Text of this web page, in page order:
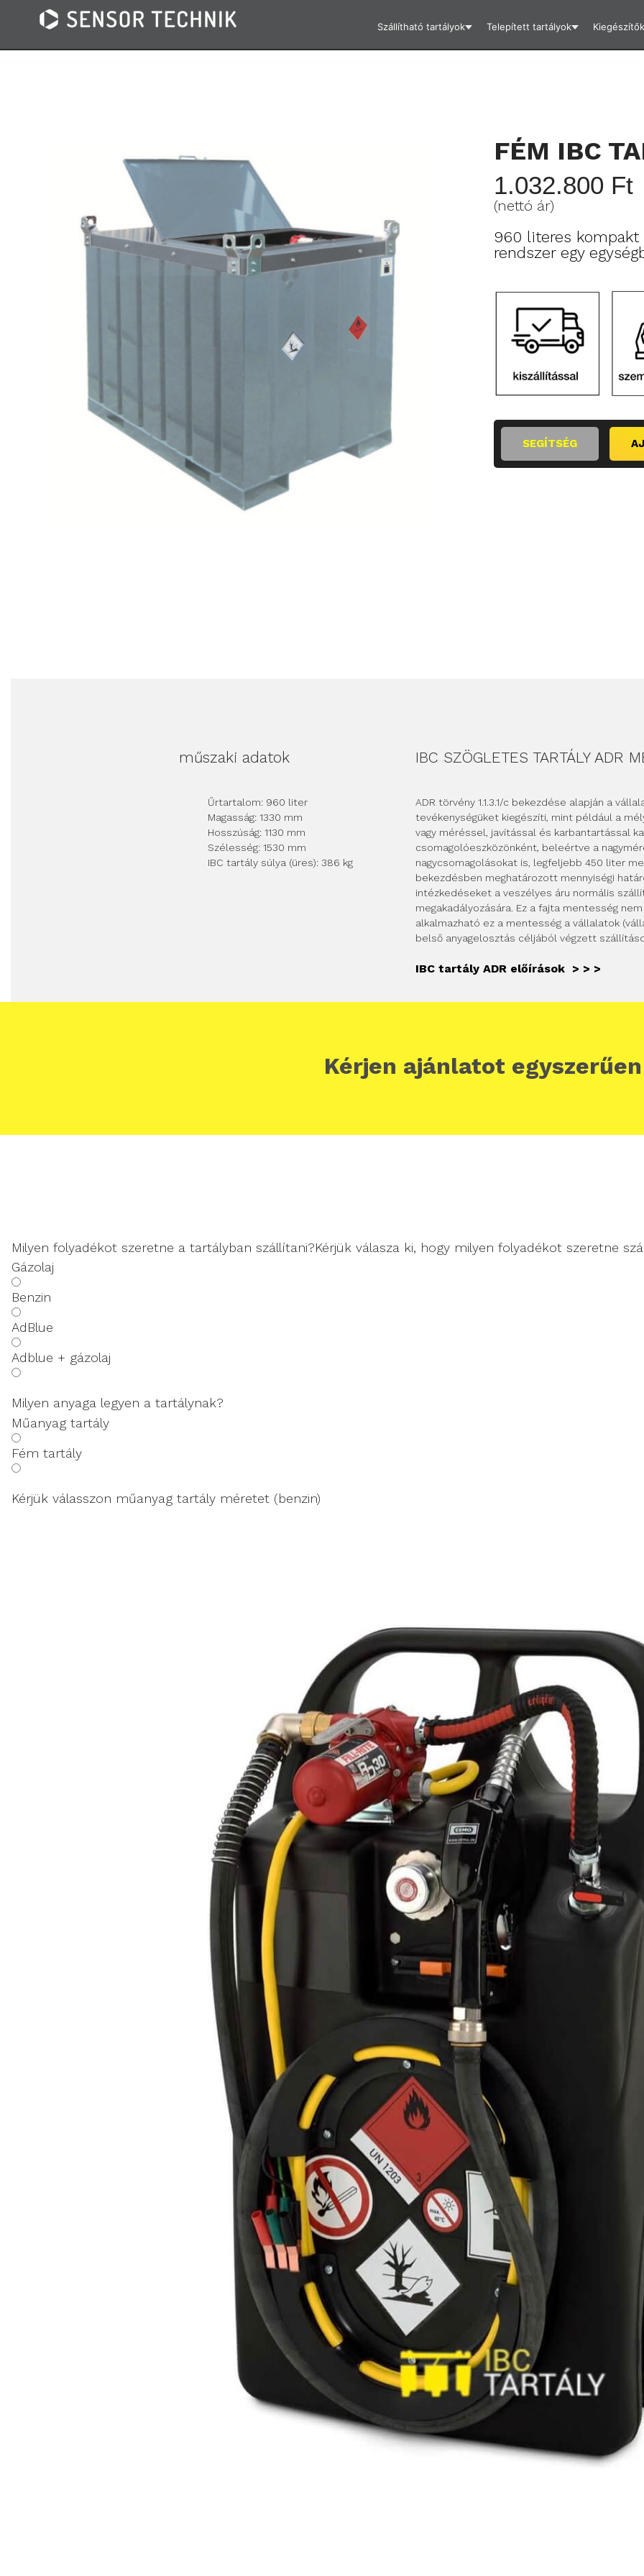
Szállítható tartályok Telepített tartályok Kiegészítők
FÉM IBC
1.032.800 Ft
(nettó ár)
960 literes kompakt
rendszer egy
SEGÍTSÉG
műszaki adatok
Űrtartalom: 960 liter
Magasság: 1330 mm
Hosszúság: 1130 mm
Szélesség: 1530 mm
IBC tartály súlya (üres): 386 kg
IBC SZÖGLETES TARTÁLY ADR
ADR törvény 1.1.3.1/c bekezdése alapján a
tevékenységüket kiegészíti, mint például a
vagy méréssel, javítással és karbantartással
csomagolóeszközönként, beleértve a
nagycsomagolásokat is, legfeljebb 450 liter
bekezdésben meghatározott mennyiségi
intézkedéseket a veszélyes áru normális
megakadályozására. Ez a fajta mentesség
alkalmazható ez a mentesség a vállalatok
belső anyagelosztás céljából végzett
IBC tartály ADR előírások > > >
Kérjen ajánlatot egyszerűen
Milyen folyadékot szeretne a tartályban szállítani?
Kérjük válasza ki,
Gázolaj
Benzin
AdBlue
Adblue + gázolaj
Milyen anyaga legyen a tartálynak?
Műanyag tartály
Fém tartály
Kérjük válasszon műanyag tartály méretet (benzin)